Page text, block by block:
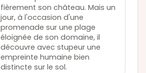
fièrement son château. Mais un
jour, à l'occasion d'une
promenade sur une plage
éloignée de son domaine, il
découvre avec stupeur une
empreinte humaine bien
distincte sur le sol.